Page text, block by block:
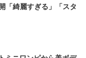
「綺麗すぎる」「スタ